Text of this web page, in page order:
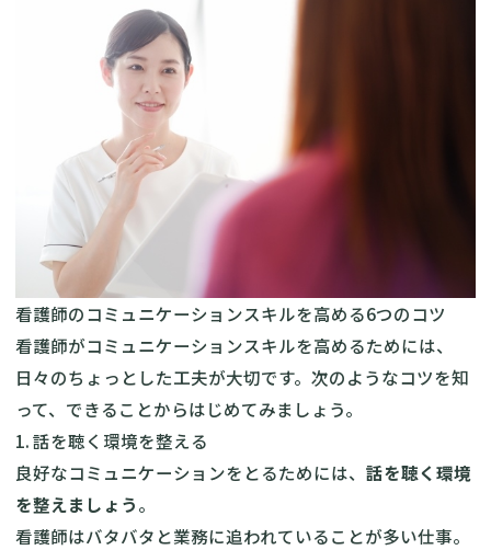
看護師のコミュニケーションスキルを高める6つのコツ
看護師がコミュニケーションスキルを高めるためには、
日々のちょっとした工夫が大切です。次のようなコツを知
って、できることからはじめてみましょう。
1. 話を聴く環境を整える
良好なコミュニケーションをとるためには、 話を聴く環境
を整えましょう。
看護師はバタバタと業務に追われていることが多い仕事。